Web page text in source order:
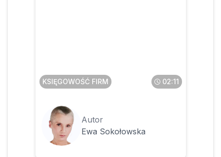
KSIĘGOWOŚĆ FIRM 02:11
Autor
Ewa Sokołowska